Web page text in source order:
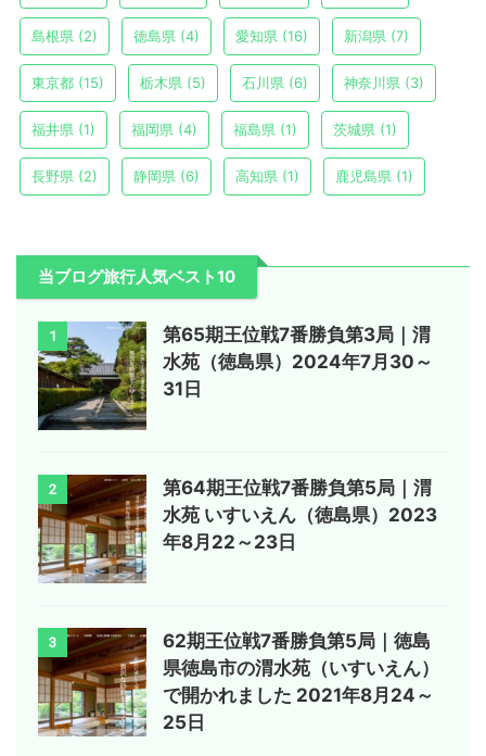
島根県 (2) 徳島県 (4) 愛知県 (16) 新潟県 (7)
東京都 (15) 栃木県 (5) 石川県 (6) 神奈川県 (3)
福井県 (1) 福岡県 (4) 福島県 (1) 茨城県 (1)
長野県 (2) 静岡県 (6) 高知県 (1) 鹿児島県 (1)
当ブログ旅行人気ベスト10
1
第65期王位戦7番勝負第3局｜渭
水苑（徳島県）2024年7月30～
31日
2
第64期王位戦7番勝負第5局｜渭
水苑 いすいえん（徳島県）2023
年8月22～23日
3
62期王位戦7番勝負第5局｜徳島
県徳島市の渭水苑（いすいえん）
で開かれました 2021年8月24～
25日